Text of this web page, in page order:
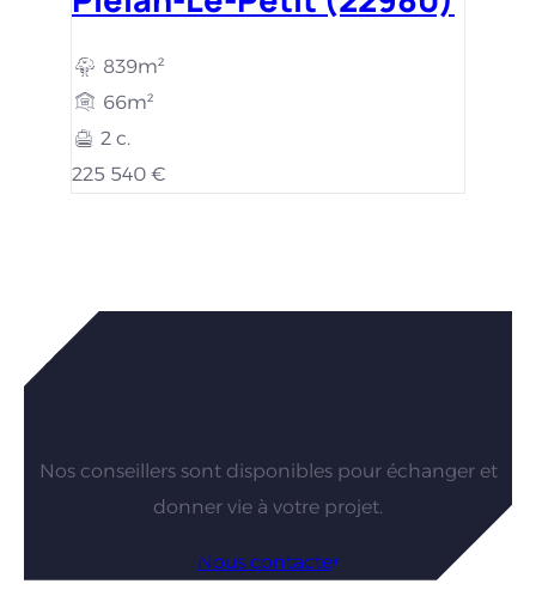
839m²
66m²
2 c.
225 540 €
Vous êtes intéressés par nos
Nos conseillers sont disponibles pour échanger et
donner vie à votre projet.
Nous contacter